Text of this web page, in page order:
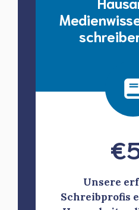
€
Unsere
Schreibprofis